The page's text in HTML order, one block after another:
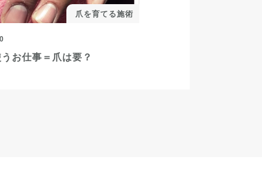
爪を育てる施術
お仕事＝爪は要？